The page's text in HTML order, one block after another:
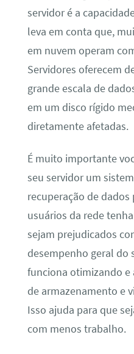
servidor é a
leva em conta que,
em nuvem operam
Servidores oferecem
grande escala de
em um disco rígido
diretamente afetadas.
É muito importante
seu servidor um
recuperação de dados
usuários da rede
sejam prejudicados
desempenho geral do
funciona otimizando e
de armazenamento e
Isso ajuda para que
com menos trabalho.